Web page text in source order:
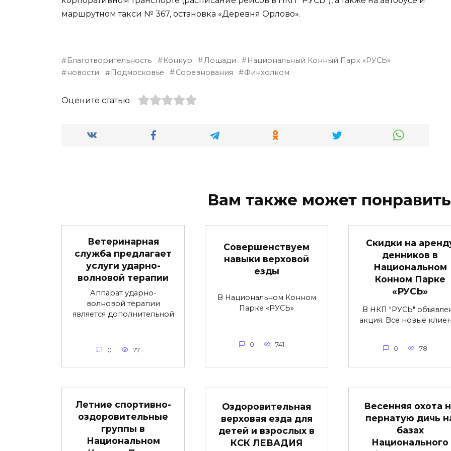
маршрутном такси № 367, остановка «Деревня Орлово».
Благотворительность Конкур Лошади
Национальный Конный Парк «РУСЬ»
новости
Подмосковье Соревнования Финхолком
Оцените статью
Вам также может
Ветеринарная
служба предлагает
услуги ударно-
волновой терапии
Аппарат ударно-
волновой терапии
является дополнительной
0 77
Совершенствуем
навыки верховой
езды
В Национальном Конном
Парке «РУСЬ»
0 741
Скидки на
денников в
Национальном
Конном Парке
«РУСЬ»
В НКП "РУСЬ"
акция. Все новые
0 78
Летние спортивно-
оздоровительные
группы в
Национальном
Оздоровительная
верховая езда для
детей и взрослых в
КСК ЛЕВАДИЯ
Весенняя охота
пернатую дичь
базах
Национального